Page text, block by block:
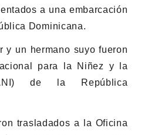
a una embarcación
Dominicana.
y un hermano suyo fueron
para la Niñez y la
de la República
trasladados a la Oficina